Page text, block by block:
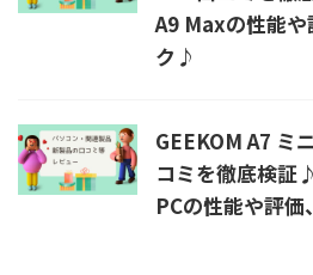
A9 Maxの性能
ク♪
GEEKOM A7 ミ
コミを徹底検証
PCの性能や評